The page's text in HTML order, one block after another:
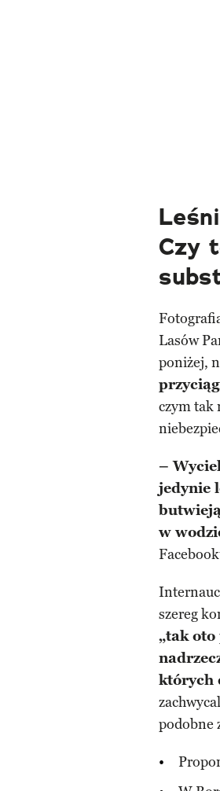
Czy
Lasów
poniżej,
czym tak
–
jedynie
w
szereg
„tak
których
podobne